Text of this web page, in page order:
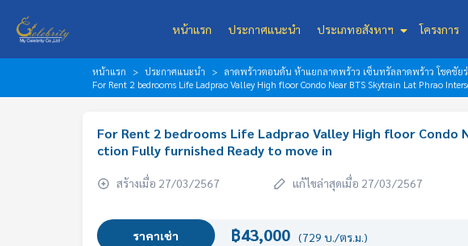
หน้าแรก ประกาศแนะนำ ประเภทอสังหาฯ โครงการ
หน้าแรก ประกาศแนะนำ ลาดพร้าวตอนต้น ห้าแยกลาดพร้าว เซ็นทรัลลาดพร้าว โชคชัย
For Rent 2 bedrooms Life Ladprao Valley High floor Condo Near BTS Skytrain Lat Phrao
For Rent 2 bedrooms Life Ladprao Valley High floor Condo
ction Fully furnished Ready to move in
สร้างเมื่อ 27/03/2567 แก้ไขล่าสุดเมื่อ 27/03/2567
ราคาเช่า ฿43,000 (729 บ./ตร.ม.)